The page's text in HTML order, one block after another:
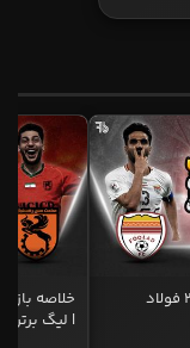
خلاصه بازی پرسپولیس 4-2 فولاد
| لیگ برتر